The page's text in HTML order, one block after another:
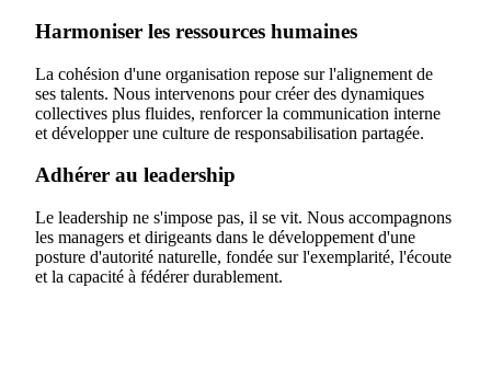
Harmoniser les ressources humaines
La cohésion d'une organisation repose sur l'alignement de
ses talents. Nous intervenons pour créer des dynamiques
collectives plus fluides, renforcer la communication interne
et développer une culture de responsabilisation partagée.
Adhérer au leadership
Le leadership ne s'impose pas, il se vit. Nous accompagnons
les managers et dirigeants dans le développement d'une
posture d'autorité naturelle, fondée sur l'exemplarité, l'écoute
et la capacité à fédérer durablement.